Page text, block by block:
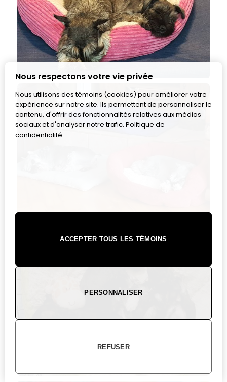
Nous respectons votre vie privée
Nous utilisons des témoins (cookies) pour améliorer votre
expérience sur notre site. Ils permettent de personnaliser le
contenu, d'offrir des fonctionnalités relatives aux médias
sociaux et d'analyser notre trafic. Politique de
confidentialité
ACCEPTER TOUS LES TÉMOINS
PERSONNALISER
REFUSER